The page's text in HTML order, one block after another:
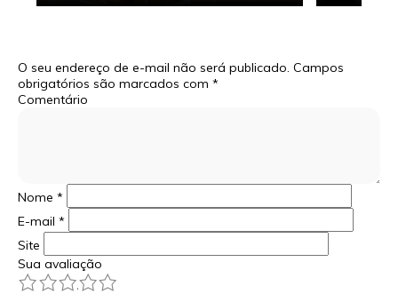
O seu endereço de e-mail não será publicado. Campos
obrigatórios são marcados com *
Comentário
Nome *
E-mail *
Site
Sua avaliação
5
4
3
2